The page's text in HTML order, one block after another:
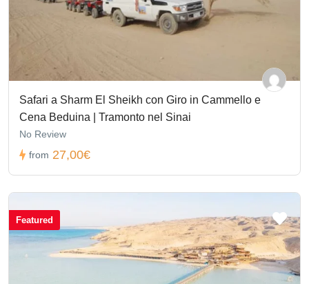
Safari a Sharm El Sheikh con Giro in Cammello e
Cena Beduina | Tramonto nel Sinai
No Review
from 27,00€
Featured